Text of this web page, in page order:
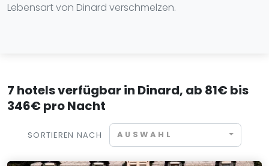
Lebensart von Dinard verschmelzen.
7 hotels verfügbar in Dinard, ab 81€ bis
346€ pro Nacht
SORTIEREN NACH AUSWAHL